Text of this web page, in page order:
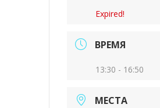
Expired!
ВРЕМЯ
13:30 - 16:50
МЕСТА